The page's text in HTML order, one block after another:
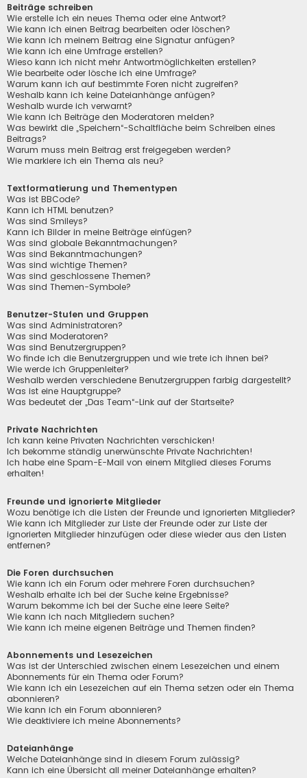
Beiträge schreiben
Wie erstelle ich ein neues Thema oder eine Antwort?
Wie kann ich einen Beitrag bearbeiten oder löschen?
Wie kann ich meinem Beitrag eine Signatur anfügen?
Wie kann ich eine Umfrage erstellen?
Wieso kann ich nicht mehr Antwortmöglichkeiten erstellen?
Wie bearbeite oder lösche ich eine Umfrage?
Warum kann ich auf bestimmte Foren nicht zugreifen?
Weshalb kann ich keine Dateianhänge anfügen?
Weshalb wurde ich verwarnt?
Wie kann ich Beiträge den Moderatoren melden?
Was bewirkt die „Speichern“-Schaltfläche beim Schreiben eines
Beitrags?
Warum muss mein Beitrag erst freigegeben werden?
Wie markiere ich ein Thema als neu?
Textformatierung und Thementypen
Was ist BBCode?
Kann ich HTML benutzen?
Was sind Smileys?
Kann ich Bilder in meine Beiträge einfügen?
Was sind globale Bekanntmachungen?
Was sind Bekanntmachungen?
Was sind wichtige Themen?
Was sind geschlossene Themen?
Was sind Themen-Symbole?
Benutzer-Stufen und Gruppen
Was sind Administratoren?
Was sind Moderatoren?
Was sind Benutzergruppen?
Wo finde ich die Benutzergruppen und wie trete ich ihnen bei?
Wie werde ich Gruppenleiter?
Weshalb werden verschiedene Benutzergruppen farbig dargestellt?
Was ist eine Hauptgruppe?
Was bedeutet der „Das Team“-Link auf der Startseite?
Private Nachrichten
Ich kann keine Privaten Nachrichten verschicken!
Ich bekomme ständig unerwünschte Private Nachrichten!
Ich habe eine Spam-E-Mail von einem Mitglied dieses Forums
erhalten!
Freunde und ignorierte Mitglieder
Wozu benötige ich die Listen der Freunde und ignorierten Mitglieder?
Wie kann ich Mitglieder zur Liste der Freunde oder zur Liste der
ignorierten Mitglieder hinzufügen oder diese wieder aus den Listen
entfernen?
Die Foren durchsuchen
Wie kann ich ein Forum oder mehrere Foren durchsuchen?
Weshalb erhalte ich bei der Suche keine Ergebnisse?
Warum bekomme ich bei der Suche eine leere Seite?
Wie kann ich nach Mitgliedern suchen?
Wie kann ich meine eigenen Beiträge und Themen finden?
Abonnements und Lesezeichen
Was ist der Unterschied zwischen einem Lesezeichen und einem
Abonnements für ein Thema oder Forum?
Wie kann ich ein Lesezeichen auf ein Thema setzen oder ein Thema
abonnieren?
Wie kann ich ein Forum abonnieren?
Wie deaktiviere ich meine Abonnements?
Dateianhänge
Welche Dateianhänge sind in diesem Forum zulässig?
Kann ich eine Übersicht all meiner Dateianhänge erhalten?